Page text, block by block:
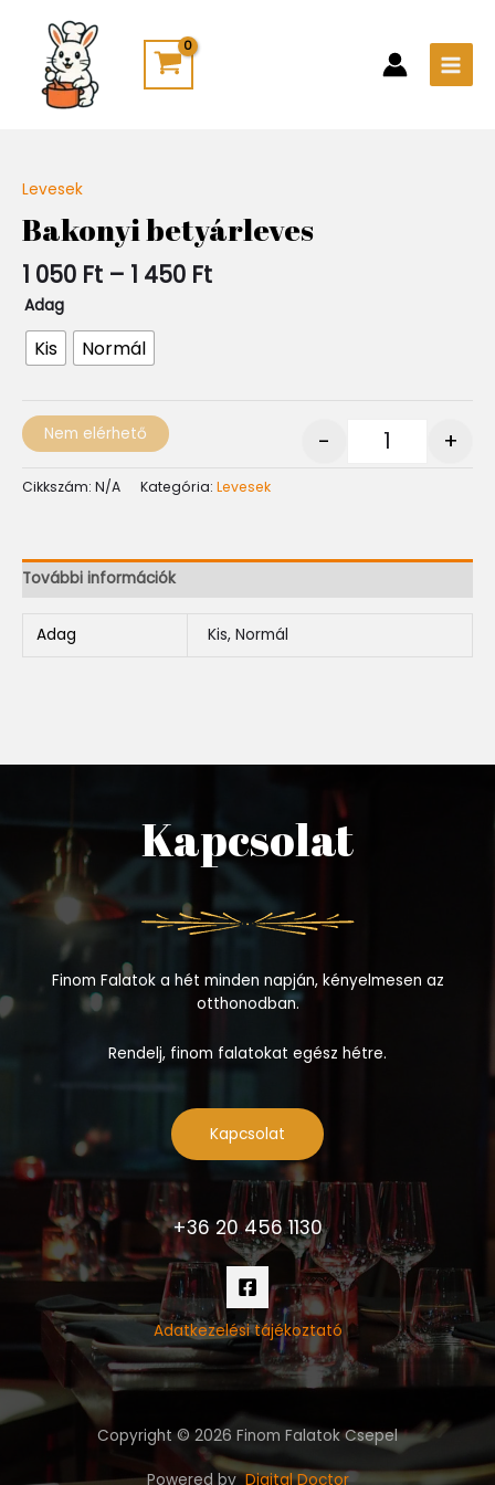
content
Levesek
Bakonyi betyárleves
1 050 Ft – 1 450 Ft
1
050 Ft
-
1
Adag
Kis Normál
- +
Nem elérhető
Cikkszám: N/A Kategória: Levesek
További információk
Adag Kis, Normál
Kapcsolat
Finom Falatok a hét minden napján, kényelmesen az
otthonodban.
Rendelj, finom falatokat egész hétre.
Kapcsolat
+36 20 456 1130
Adatkezelési tájékoztató
Copyright © 2026 Finom Falatok Csepel
Powered byDigital Doctor